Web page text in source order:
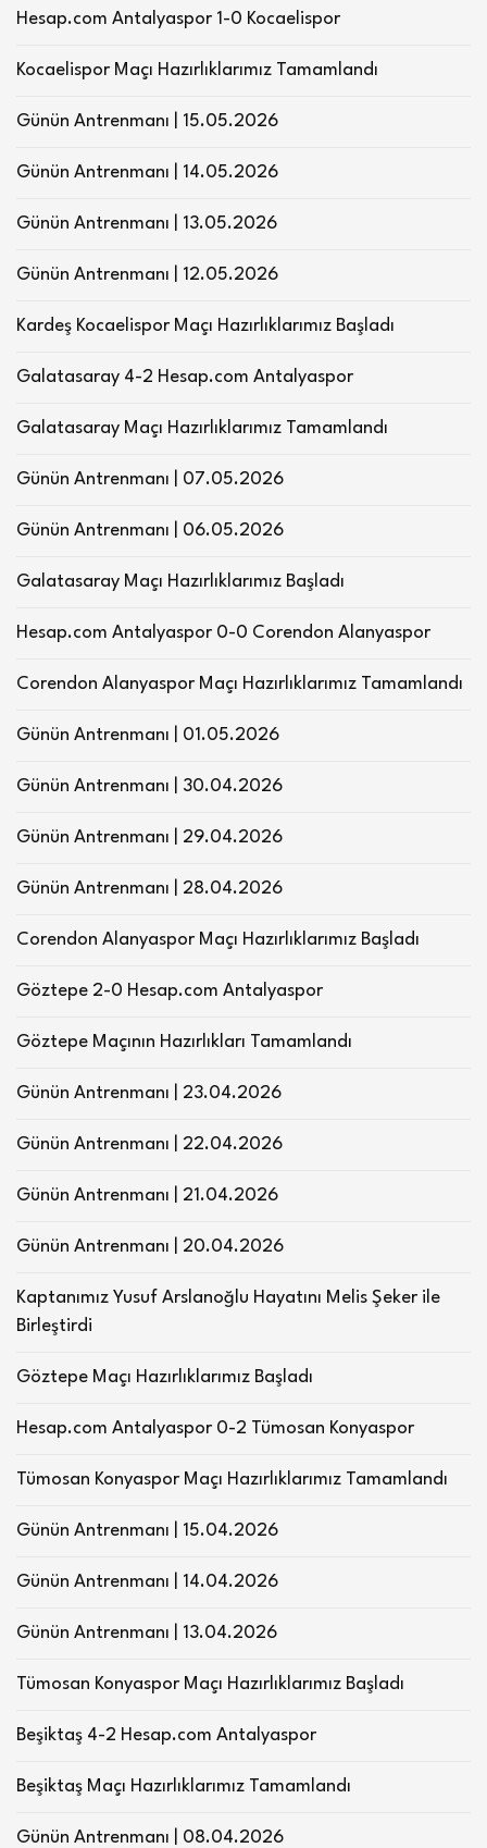
Hesap.com Antalyaspor 1-0 Kocaelispor
Kocaelispor Maçı Hazırlıklarımız Tamamlandı
Günün Antrenmanı | 15.05.2026
Günün Antrenmanı | 14.05.2026
Günün Antrenmanı | 13.05.2026
Günün Antrenmanı | 12.05.2026
Kardeş Kocaelispor Maçı Hazırlıklarımız Başladı
Galatasaray 4-2 Hesap.com Antalyaspor
Galatasaray Maçı Hazırlıklarımız Tamamlandı
Günün Antrenmanı | 07.05.2026
Günün Antrenmanı | 06.05.2026
Galatasaray Maçı Hazırlıklarımız Başladı
Hesap.com Antalyaspor 0-0 Corendon Alanyaspor
Corendon Alanyaspor Maçı Hazırlıklarımız Tamamlandı
Günün Antrenmanı | 01.05.2026
Günün Antrenmanı | 30.04.2026
Günün Antrenmanı | 29.04.2026
Günün Antrenmanı | 28.04.2026
Corendon Alanyaspor Maçı Hazırlıklarımız Başladı
Göztepe 2-0 Hesap.com Antalyaspor
Göztepe Maçının Hazırlıkları Tamamlandı
Günün Antrenmanı | 23.04.2026
Günün Antrenmanı | 22.04.2026
Günün Antrenmanı | 21.04.2026
Günün Antrenmanı | 20.04.2026
Kaptanımız Yusuf Arslanoğlu Hayatını Melis Şeker ile
Birleştirdi
Göztepe Maçı Hazırlıklarımız Başladı
Hesap.com Antalyaspor 0-2 Tümosan Konyaspor
Tümosan Konyaspor Maçı Hazırlıklarımız Tamamlandı
Günün Antrenmanı | 15.04.2026
Günün Antrenmanı | 14.04.2026
Günün Antrenmanı | 13.04.2026
Tümosan Konyaspor Maçı Hazırlıklarımız Başladı
Beşiktaş 4-2 Hesap.com Antalyaspor
Beşiktaş Maçı Hazırlıklarımız Tamamlandı
Günün Antrenmanı | 08.04.2026